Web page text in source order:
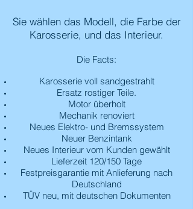
Sie wählen das Modell, die Farbe der
Karosserie, und das Interieur.
Die Facts:
Karosserie voll sandgestrahlt
Ersatz rostiger Teile.
Motor überholt
Mechanik renoviert
Neues Elektro- und Bremssystem
Neuer Benzintank
Neues Interieur vom Kunden gewählt
Lieferzeit 120/150 Tage
Festpreisgarantie mit Anlieferung nach
Deutschland
TÜV neu, mit deutschen Dokumenten